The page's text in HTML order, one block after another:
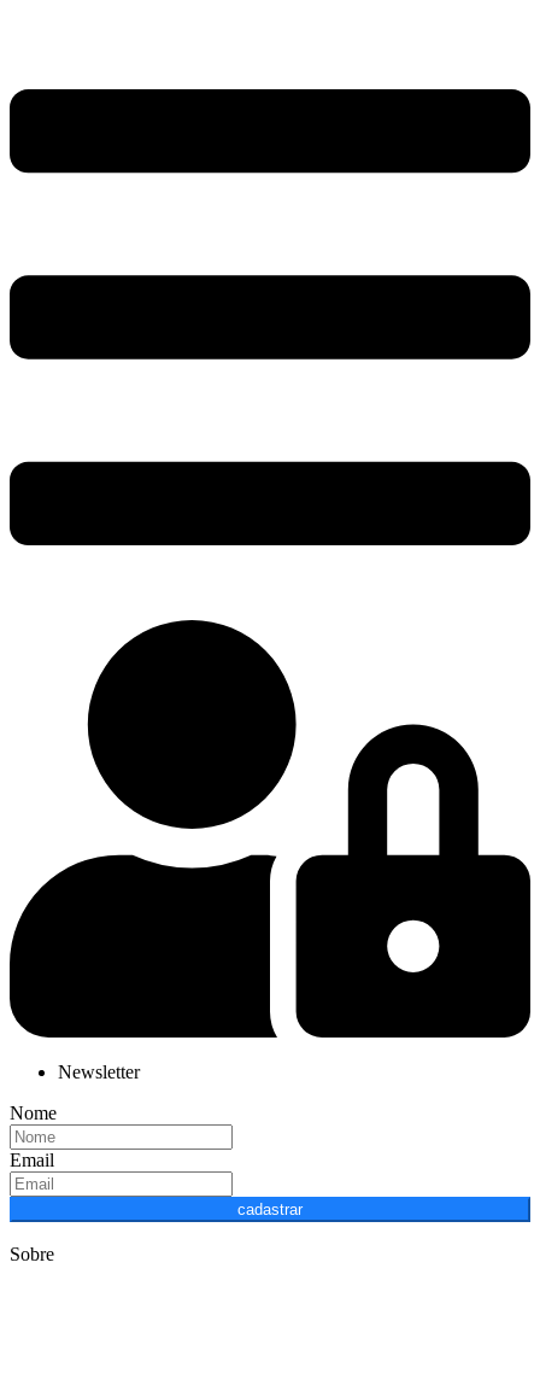
Newsletter
Nome
Email
cadastrar
Sobre